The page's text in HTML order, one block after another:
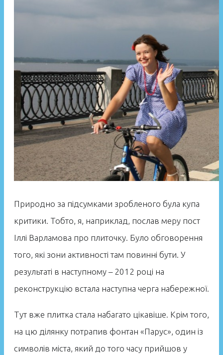
Природно за підсумками зробленого була купа
критики. Тобто, я, наприклад, послав меру пост
Іллі Варламова про плиточку. Було обговорення
того, які зони активності там повинні бути. У
результаті в наступному – 2012 році на
реконструкцію встала наступна черга набережної.
Тут вже плитка стала набагато цікавіше. Крім того,
на цю ділянку потрапив фонтан «Парус», один із
символів міста, який до того часу прийшов у